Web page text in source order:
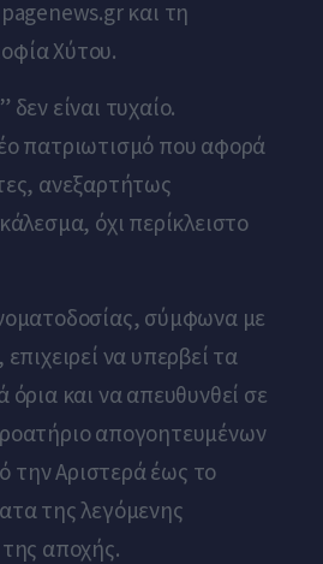
και τη
Χύτου.
είναι τυχαίο.
πατριωτισμό που αφορά
ανεξαρτήτως
όχι περίκλειστο
σύμφωνα με
να υπερβεί τα
όρια και να απευθυνθεί σε
απογοητευμένων
Αριστερά έως το
της λεγόμενης
της αποχής.